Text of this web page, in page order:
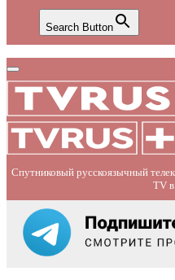
Search Button
Primary
Menu
Спутниковый русскоязычный
TV